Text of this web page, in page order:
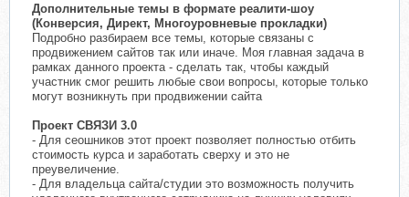
Дополнительные темы в формате реалити-шоу
(Конверсия, Директ, Многоуровневые прокладки)
Подробно разбираем все темы, которые связаны с
продвижением сайтов так или иначе. Моя главная задача в
рамках данного проекта - сделать так, чтобы каждый
участник смог решить любые свои вопросы, которые только
могут возникнуть при продвижении сайта
Проект СВЯЗИ 3.0
- Для сеошников этот проект позволяет полностью отбить
стоимость курса и заработать сверху и это не
преувеличение.
- Для владельца сайта/студии это возможность получить